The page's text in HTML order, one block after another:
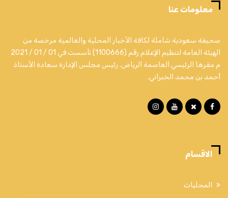
معلومات عنا
صحيفة سعودية شاملة لكافة الأخبار المحلية والعالمية مرخصة من
الهيئة العامة لتنظيم الإعلام رقم (1100666) تأسست في 01 / 01 / 2021
م مقرها الرئيسي العاصمة الرياض. رئيس مجلس الإدارة سعادة الأستاذ
أحمد بن محمد الخبراني.
الاقسام
المحليات